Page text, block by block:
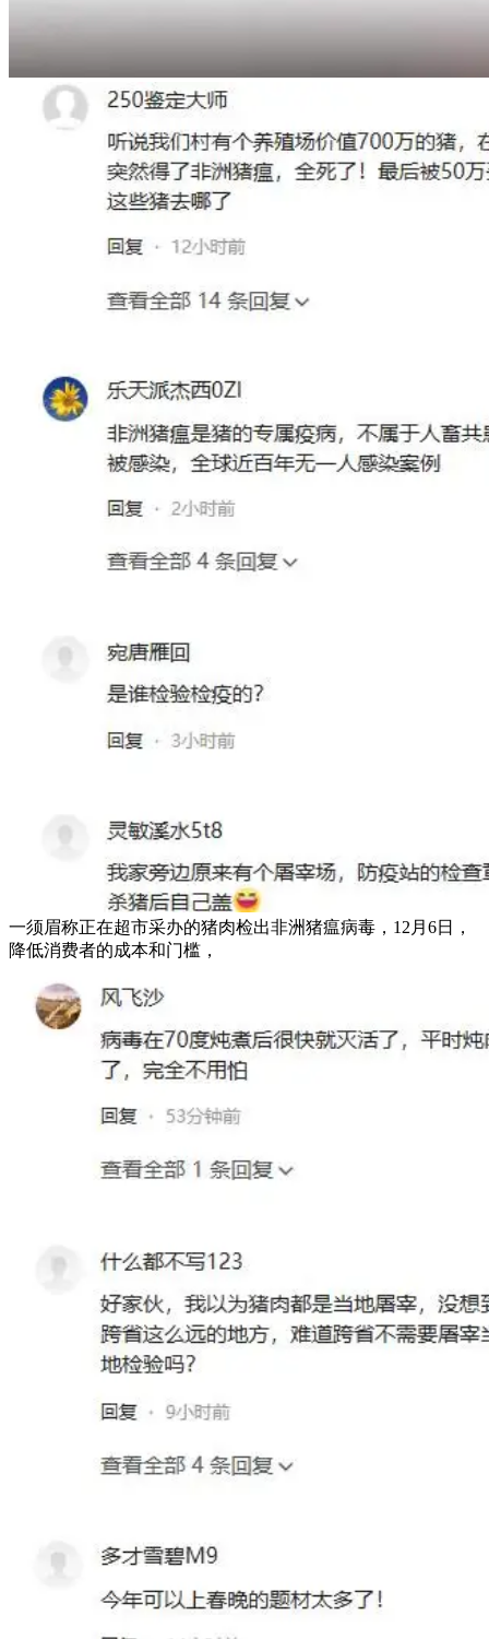
一须眉称正在超市采办的猪肉检出非洲猪瘟病毒，12月6日，
降低消费者的成本和门槛，